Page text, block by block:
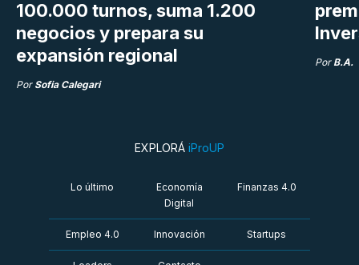
100.000 turnos, suma 1.200
negocios y prepara su
expansión regional
Por Sofia Calegari
Por B.A.
EXPLORÁ iProUP
Lo último
Economía
Digital
Finanzas 4.0
Empleo 4.0 Innovación Startups